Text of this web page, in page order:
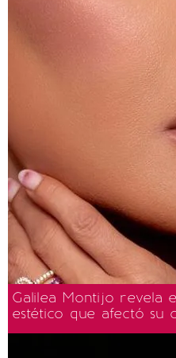
Galilea Montijo revela
estético que afectó su